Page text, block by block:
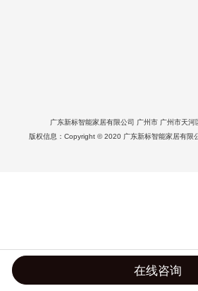
广东新标智能家居有限公司 广州市 广州市天
版权信息：Copyright © 2020 广东新标智能家居有
在线咨询